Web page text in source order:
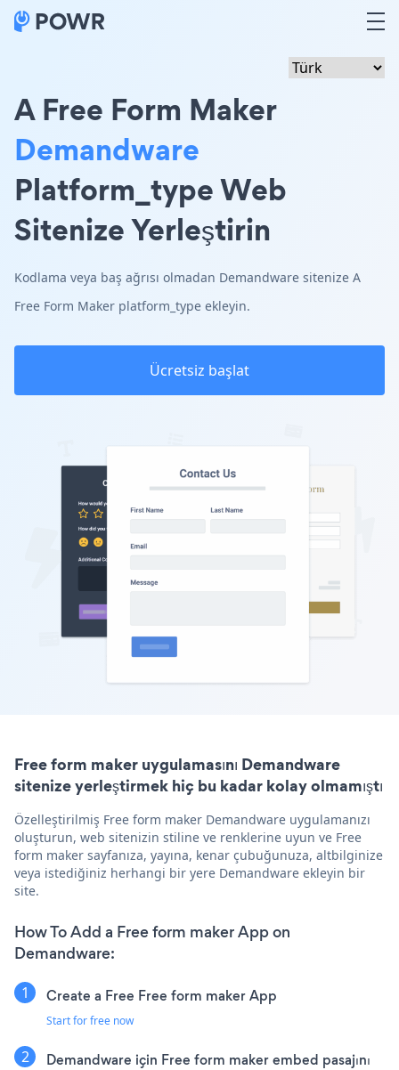
A Free Form Maker
Demandware
Platform_type Web
Sitenize Yerleştirin
Kodlama veya baş ağrısı olmadan Demandware sitenize A
Free Form Maker platform_type ekleyin.
Ücretsiz başlat
Free form maker uygulamasını Demandware
sitenize yerleştirmek hiç bu kadar kolay olmamıştı
Özelleştirilmiş Free form maker Demandware uygulamanızı
oluşturun, web sitenizin stiline ve renklerine uyun ve Free
form maker sayfanıza, yayına, kenar çubuğunuza, altbilginize
veya istediğiniz herhangi bir yere Demandware ekleyin bir
site.
How To Add a Free form maker App on
Demandware:
Create a Free Free form maker App
Start for free now
Demandware için Free form maker embed pasajını